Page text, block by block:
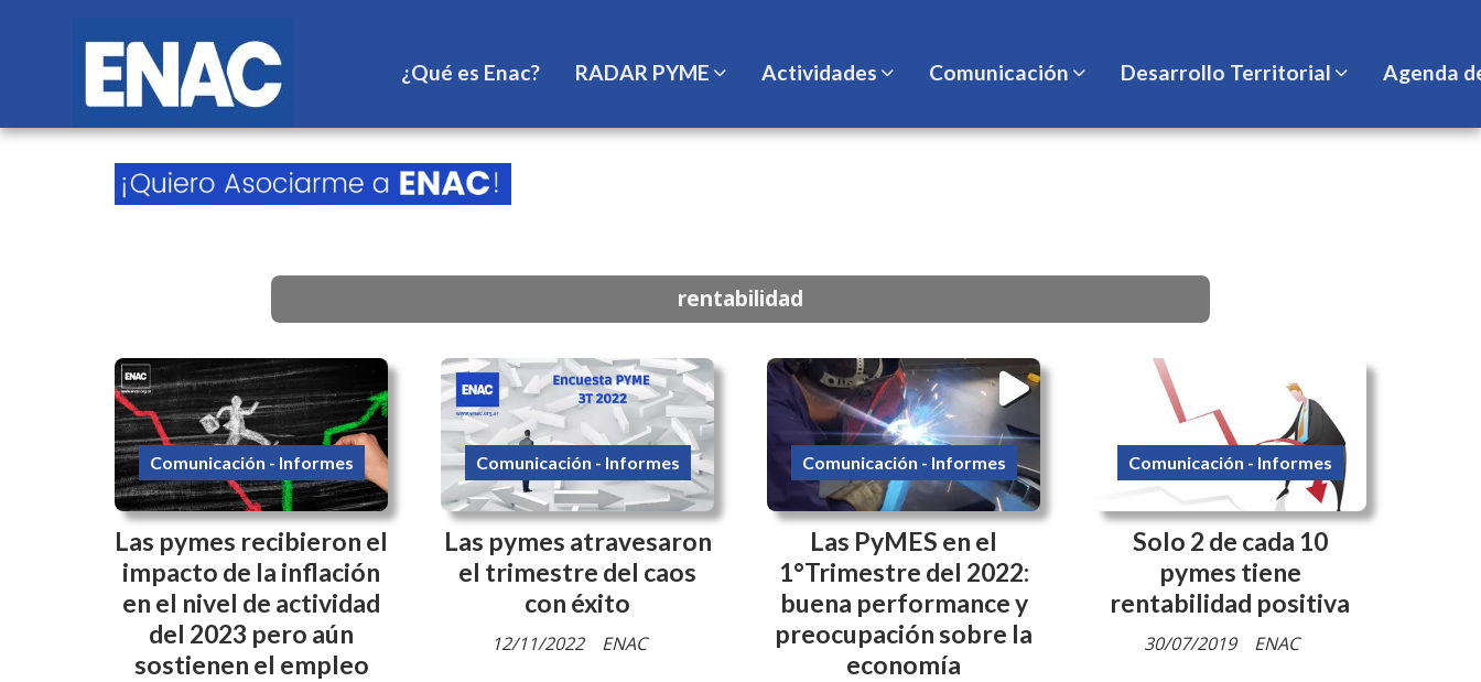
¿Qué es Enac? RADAR PYME Actividades Comunicación Desarrollo Territorial Agenda
rentabilidad
Las pymes recibieron el
impacto de la inflación
en el nivel de actividad
del 2023 pero aún
sostienen el empleo
Comunicación - Informes
Las pymes atravesaron
el trimestre del caos
con éxito
ENAC
Comunicación - Informes
12/11/2022
Las PyMES en el
1°Trimestre del 2022:
buena performance y
preocupación sobre la
economía
Comunicación - Informes
Solo 2 de cada 10
pymes tiene
rentabilidad positiva
ENAC
Comunicación - Informes
30/07/2019